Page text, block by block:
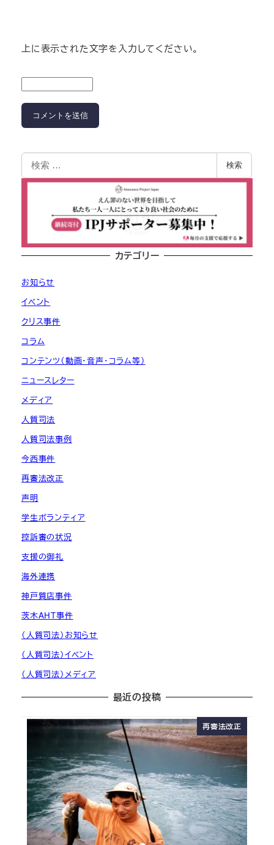
上に表示された文字を入力してください。
検索
カテゴリー
お知らせ
イベント
クリス事件
コラム
コンテンツ（動画・音声・コラム等）
ニュースレター
メディア
人質司法
人質司法事例
今西事件
再審法改正
声明
学生ボランティア
控訴審の状況
支援の御礼
海外連携
神戸質店事件
茨木AHT事件
（人質司法）お知らせ
（人質司法）イベント
（人質司法）メディア
最近の投稿
再審法改正